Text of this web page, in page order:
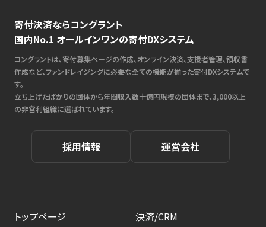
寄付決済ならコングラント
国内No.1 オールインワンの寄付DXシステム
コングラントは、寄付募集ページの作成、オンライン決済、支援者管理、領収書
作成など、ファンドレイジングに必要な全ての機能が揃った寄付DXシステムで
す。
立ち上げたばかりの団体から年間収入数十億円規模の団体まで、3,000以上
の非営利組織に選ばれています。
採用情報 運営会社
トップページ
決済/CRM